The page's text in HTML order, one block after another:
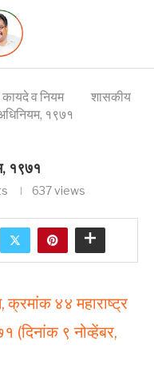
व नियम
शासकीय
१९७१
१९७१
637views
क्रमांक ४४ महाराष्ट्र
(दिनांक ९ नोव्हेंबर,